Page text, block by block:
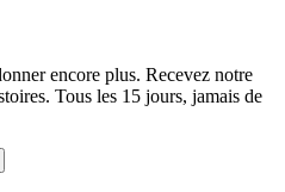
encore plus. Recevez notre
Tous les 15 jours, jamais de